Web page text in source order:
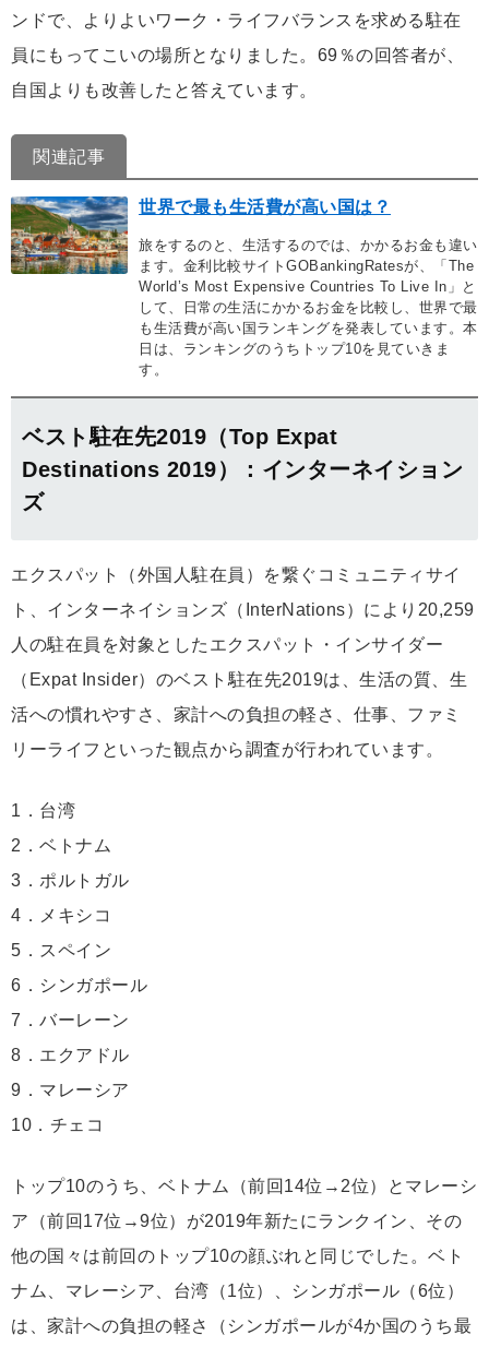
ンドで、よりよいワーク・ライフバランスを求める駐在
員にもってこいの場所となりました。69％の回答者が、
自国よりも改善したと答えています。
関連記事
世界で最も生活費が高い国は？
旅をするのと、生活するのでは、かかるお金も違い
ます。金利比較サイトGOBankingRatesが、「The
World’s Most Expensive Countries To Live In」と
して、日常の生活にかかるお金を比較し、世界で最
も生活費が高い国ランキングを発表しています。本
日は、ランキングのうちトップ10を見ていきま
す。
ベスト駐在先2019（Top Expat
Destinations 2019）：インターネイション
ズ
エクスパット（外国人駐在員）を繋ぐコミュニティサイ
ト、インターネイションズ（InterNations）により20,259
人の駐在員を対象としたエクスパット・インサイダー
（Expat Insider）のベスト駐在先2019は、生活の質、生
活への慣れやすさ、家計への負担の軽さ、仕事、ファミ
リーライフといった観点から調査が行われています。
1．台湾
2．ベトナム
3．ポルトガル
4．メキシコ
5．スペイン
6．シンガポール
7．バーレーン
8．エクアドル
9．マレーシア
10．チェコ
トップ10のうち、ベトナム（前回14位→2位）とマレーシ
ア（前回17位→9位）が2019年新たにランクイン、その
他の国々は前回のトップ10の顔ぶれと同じでした。ベト
ナム、マレーシア、台湾（1位）、シンガポール（6位）
は、家計への負担の軽さ（シンガポールが4か国のうち最